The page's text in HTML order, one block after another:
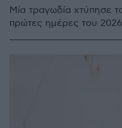
Μία τραγωδία χτύπησε
πρώτες ημέρες του 2026